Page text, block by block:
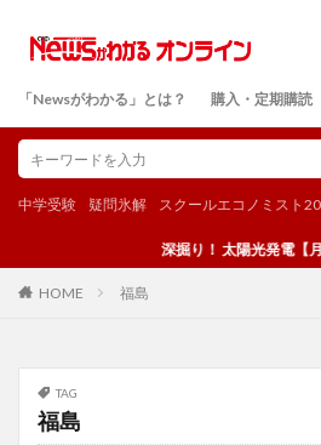
「Newsがわかる」とは？ 購入・定期購読
中学受験 疑問氷解 スクールエコノミスト
深掘り！ 太陽光発電【
HOME 福島
TAG
福島
検索